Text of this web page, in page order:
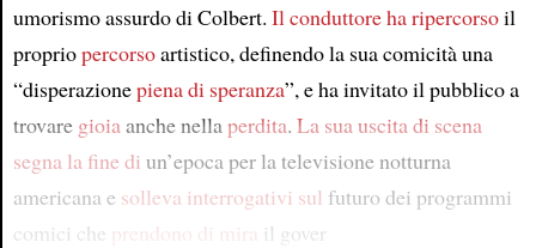
umorismo assurdo di Colbert. Il conduttoreha ripercorsoil
propriopercorsoartistico, definendo la sua comicità una
“disperazionepiena di speranza”, e ha invitato il pubblico a
trovare gioia anche nella perdita. La sua uscita di scena
segna la fine di un’epoca per la televisione notturna
americana e solleva interrogativi sul futuro dei programmi
comici che prendono di mira il gover